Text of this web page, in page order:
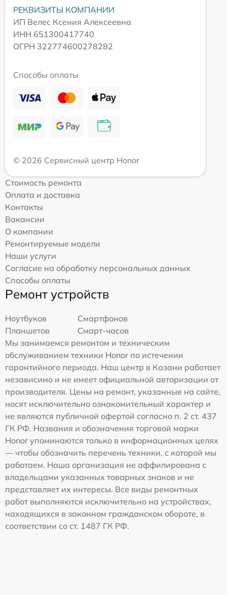
РЕКВИЗИТЫ КОМПАНИИ
ИП Велес Ксения Алексеевна
ИНН 651300417740
ОГРН 322774600278282
Способы оплаты
© 2026 Сервисный центр Honor
Стоимость ремонта
Оплата и доставка
Контакты
Вакансии
О компании
Ремонтируемые модели
Наши услуги
Согласие на обработку персональных данных
Способы оплаты
Ремонт устройств
Ноутбуков
Смартфонов
Планшетов
Смарт-часов
Мы занимаемся ремонтом и техническим
обслуживанием техники Honor по истечении
гарантийного периода. Наш центр в Казани работает
независимо и не имеет официальной авторизации от
производителя. Цены на ремонт, указанные на сайте,
носят исключительно ознакомительный характер и
не являются публичной офертой согласно п. 2 ст. 437
ГК РФ. Названия и обозначения торговой марки
Honor упоминаются только в информационных целях
— чтобы обозначить перечень техники, с которой мы
работаем. Наша организация не аффилирована с
владельцами указанных товарных знаков и не
представляет их интересы. Все виды ремонтных
работ выполняются исключительно на устройствах,
находящихся в законном гражданском обороте, в
соответствии со ст. 1487 ГК РФ.